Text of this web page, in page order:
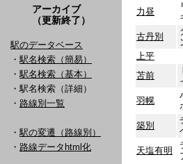
アーカイブ
（更新終了）
駅のデータベース
・ 駅名検索（簡易）
・ 駅名検索（基本）
・駅名検索（詳細）
・ 路線別一覧
・ 駅の変遷（路線別）
・ 路線データhtml化
力昼
古丹別
上平
苫前
羽幌
築別
天塩有明